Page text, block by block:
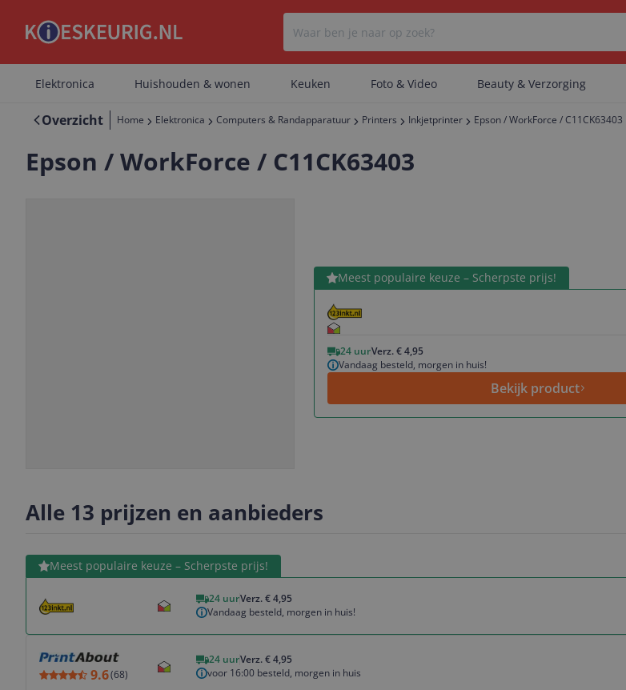
Er zijn geen artikelen gevonden.
Elektronica Huishouden & wonen Keuken Foto & Video Beauty & Verzorging
Overzicht Home Elektronica Computers & Randapparatuur Printers Inkjetprinter Epson / WorkForce / C11CK63403
Epson / WorkForce / C11CK63403
Meest populaire keuze – Scherpste prijs!
24 uurVerz. € 4,95
Vandaag besteld, morgen in huis!
Bekijk product
Bekijk product
Alle 13 prijzen en aanbieders
Meest populaire keuze – Scherpste prijs!
24 uurVerz. € 4,95
Vandaag besteld, morgen in huis!
Bekijk product
9.6(68)
24 uurVerz. € 4,95
voor 16:00 besteld, morgen in huis